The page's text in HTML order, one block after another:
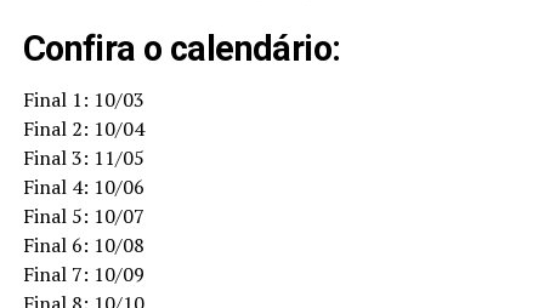
Confira o calendário:
Final 1: 10/03
Final 2: 10/04
Final 3: 11/05
Final 4: 10/06
Final 5: 10/07
Final 6: 10/08
Final 7: 10/09
Final 8: 10/10